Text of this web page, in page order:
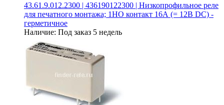
43.61.9.012.2300 | 436190122300 | Низкопрофильное реле
для печатного монтажа; 1НО контакт 16А (= 12В DC) -
герметичное
Наличие: Под заказ 5 недель